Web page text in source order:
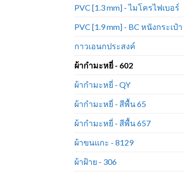
PVC [1.3 mm] - ไมโครไฟเบอร์
PVC [1.9 mm] - BC หนังกระเป๋า
กาวเอนกประสงค์
ผ้ากำมะหยี่ - 602
ผ้ากำมะหยี่ - QY
ผ้ากำมะหยี่ - สีพื้น 65
ผ้ากำมะหยี่ - สีพื้น 657
ผ้าขนแกะ - 8129
ผ้าฝ้าย - 306